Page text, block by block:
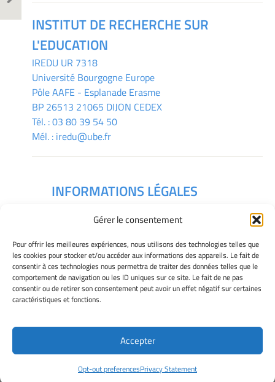
Gérer le consentement
Pour offrir les meilleures expériences, nous utilisons des technologies telles que
les cookies pour stocker et/ou accéder aux informations des appareils. Le fait de
consentir à ces technologies nous permettra de traiter des données telles que le
comportement de navigation ou les ID uniques sur ce site. Le fait de ne pas
consentir ou de retirer son consentement peut avoir un effet négatif sur certaines
caractéristiques et fonctions.
Accepter
Opt-out preferencesPrivacy Statement
INSTITUT DE RECHERCHE SUR
L'EDUCATION
IREDU UR 7318
Université Bourgogne Europe
Pôle AAFE - Esplanade Erasme
BP 26513 21065 DIJON CEDEX
Tél. :03 80 39 54 50
Mél. : iredu@ube.fr
INFORMATIONS LÉGALES
Gérer mes cookies
Déclaration de confidentialité
Politique des cookies
Avertissement
Télécharger le plan des campus
Site Officiel - IREDU @ 2026
Copyright Université de Bourgogne Europe